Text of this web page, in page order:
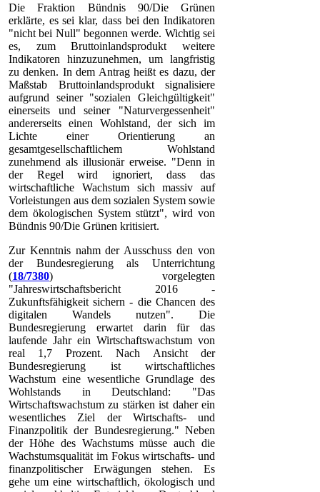
Die Fraktion Bündnis 90/Die Grünen
erklärte, es sei klar, dass bei den Indikatoren
"nicht bei Null" begonnen werde. Wichtig sei
es, zum Bruttoinlandsprodukt weitere
Indikatoren hinzuzunehmen, um langfristig
zu denken. In dem Antrag heißt es dazu, der
Maßstab Bruttoinlandsprodukt signalisiere
aufgrund seiner "sozialen Gleichgültigkeit"
einerseits und seiner "Naturvergessenheit"
andererseits einen Wohlstand, der sich im
Lichte einer Orientierung an
gesamtgesellschaftlichem Wohlstand
zunehmend als illusionär erweise. "Denn in
der Regel wird ignoriert, dass das
wirtschaftliche Wachstum sich massiv auf
Vorleistungen aus dem sozialen System sowie
dem ökologischen System stützt", wird von
Bündnis 90/Die Grünen kritisiert.
Zur Kenntnis nahm der Ausschuss den von
der Bundesregierung als Unterrichtung
(18/7380) vorgelegten
"Jahreswirtschaftsbericht 2016 -
Zukunftsfähigkeit sichern - die Chancen des
digitalen Wandels nutzen". Die
Bundesregierung erwartet darin für das
laufende Jahr ein Wirtschaftswachstum von
real 1,7 Prozent. Nach Ansicht der
Bundesregierung ist wirtschaftliches
Wachstum eine wesentliche Grundlage des
Wohlstands in Deutschland: "Das
Wirtschaftswachstum zu stärken ist daher ein
wesentliches Ziel der Wirtschafts- und
Finanzpolitik der Bundesregierung." Neben
der Höhe des Wachstums müsse auch die
Wachstumsqualität im Fokus wirtschafts- und
finanzpolitischer Erwägungen stehen. Es
gehe um eine wirtschaftlich, ökologisch und